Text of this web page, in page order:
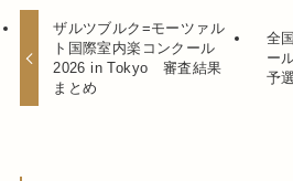
ザルツブルク=モーツァル
ト国際室内楽コンクール
2026 in Tokyo 審査結果
まとめ
全
ー
予